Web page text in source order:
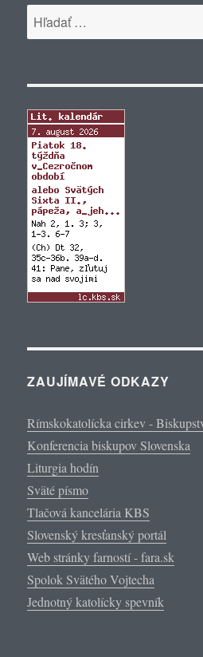
Hľadať:
ZAUJÍMAVÉ ODKAZY
Rímskokatolícka cirkev -
Konferencia biskupov Slovenska
Liturgia hodín
Sväté písmo
Tlačová kancelária KBS
Slovenský kresťanský portál
Web stránky farností - fara.sk
Spolok Svätého Vojtecha
Jednotný katolícky spevník